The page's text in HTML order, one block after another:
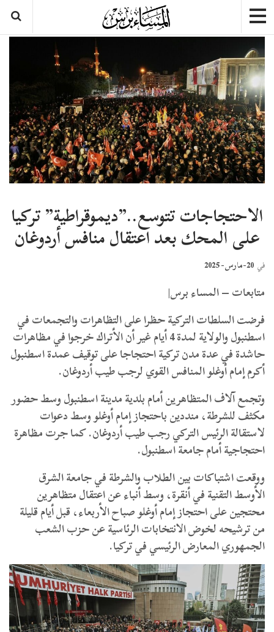
الاحتجاجات تتوسع..”ديموقراطية” تركيا
على المحك بعد اعتقال منافس أردوغان
في 20-مارس- 2025
متابعات – المساء برس|
فرضت السلطات التركية حظرا على التظاهرات والتجمعات في
اسطنبول والولاية لمدة 4 أيام غير أن الأتراك خرجوا في مظاهرات
حاشدة في عدة مدن تركية احتجاجا على توقيف عمدة اسطنبول
أكرم إمام أوغلو المنافس القوي لرجب طيب أردوغان.
وتجمع آلاف المتظاهرين أمام بلدية مدينة اسطنبول وسط حضور
مكثف للشرطة، منددين باحتجاز إمام أوغلو وسط دعوات
لاستقالة الرئيس التركي رجب طيب أردوغان. كما جرت مظاهرة
احتجاجية أمام جامعة اسطنبول.
ووقعت اشتباكات بين الطلاب والشرطة في جامعة الشرق
الأوسط التقنية في أنقرة، وسط أنباء عن اعتقال متظاهرين
محتجين على احتجاز إمام أوغلو صباح الأربعاء، قبل أيام قليلة
من ترشيحه لخوض الانتخابات الرئاسية عن حزب الشعب
الجمهوري المعارض الرئيسي في تركيا.